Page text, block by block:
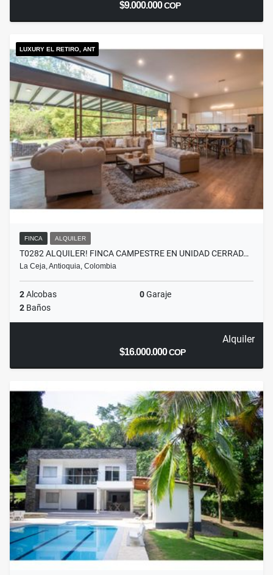
$9.000.000COP
LUXURY EL RETIRO, ANT
FINCA ALQUILER
T0282 ALQUILER! FINCA CAMPESTRE EN UNIDAD CERRAD…
La Ceja, Antioquia, Colombia
2Alcobas 0Garaje
2 Baños
Alquiler
$16.000.000COP